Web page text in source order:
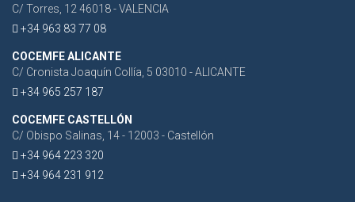
C/ Torres, 12 46018 - VALENCIA
+34 963 83 77 08
COCEMFE ALICANTE
C/ Cronista Joaquín Collía, 5 03010 - ALICANTE
+34 965 257 187
COCEMFE CASTELLÓN
C/ Obispo Salinas, 14 - 12003 - Castellón
+34 964 223 320
+34 964 231 912